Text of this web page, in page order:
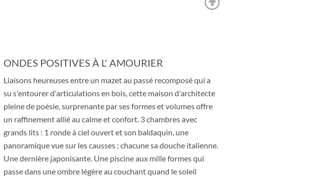
ONDES POSITIVES À L' AMOURIER
Liaisons heureuses entre un mazet au passé recomposé qui a
su s'entourer d'articulations en bois, cette maison d'architecte
pleine de poésie, surprenante par ses formes et volumes offre
un raffinement allié au calme et confort. 3 chambres avec
grands lits : 1 ronde à ciel ouvert et son baldaquin, une
panoramique vue sur les causses ; chacune sa douche italienne.
Une dernière japonisante. Une piscine aux mille formes qui
passe dans une ombre légère au couchant quand le soleil